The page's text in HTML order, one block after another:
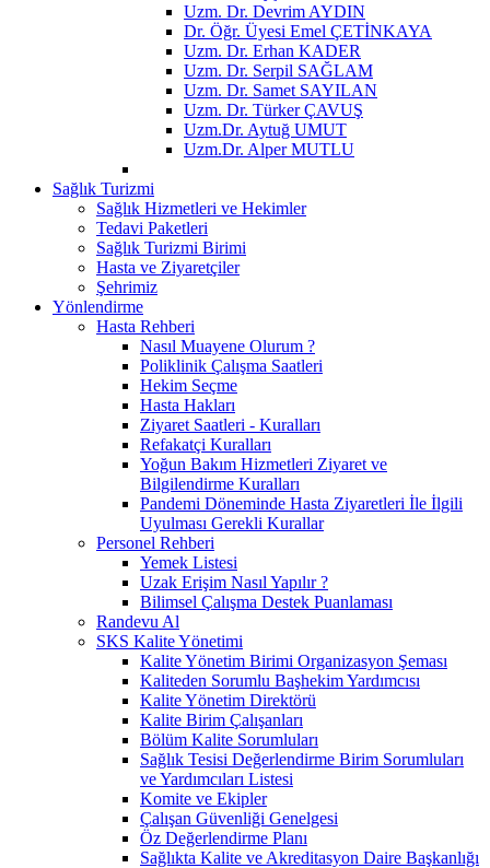
Uzm. Dr. Devrim AYDIN
Dr. Öğr. Üyesi Emel ÇETİNKAYA
Uzm. Dr. Erhan KADER
Uzm. Dr. Serpil SAĞLAM
Uzm. Dr. Samet SAYILAN
Uzm. Dr. Türker ÇAVUŞ
Uzm.Dr. Aytuğ UMUT
Uzm.Dr. Alper MUTLU
Sağlık Turizmi
Sağlık Hizmetleri ve Hekimler
Tedavi Paketleri
Sağlık Turizmi Birimi
Hasta ve Ziyaretçiler
Şehrimiz
Yönlendirme
Hasta Rehberi
Nasıl Muayene Olurum ?
Poliklinik Çalışma Saatleri
Hekim Seçme
Hasta Hakları
Ziyaret Saatleri - Kuralları
Refakatçi Kuralları
Yoğun Bakım Hizmetleri Ziyaret ve
Bilgilendirme Kuralları
Pandemi Döneminde Hasta Ziyaretleri İle İlgili
Uyulması Gerekli Kurallar
Personel Rehberi
Yemek Listesi
Uzak Erişim Nasıl Yapılır ?
Bilimsel Çalışma Destek Puanlaması
Randevu Al
SKS Kalite Yönetimi
Kalite Yönetim Birimi Organizasyon Şeması
Kaliteden Sorumlu Başhekim Yardımcısı
Kalite Yönetim Direktörü
Kalite Birim Çalışanları
Bölüm Kalite Sorumluları
Sağlık Tesisi Değerlendirme Birim Sorumluları
ve Yardımcıları Listesi
Komite ve Ekipler
Çalışan Güvenliği Genelgesi
Öz Değerlendirme Planı
Sağlıkta Kalite ve Akreditasyon Daire Başkanlığı